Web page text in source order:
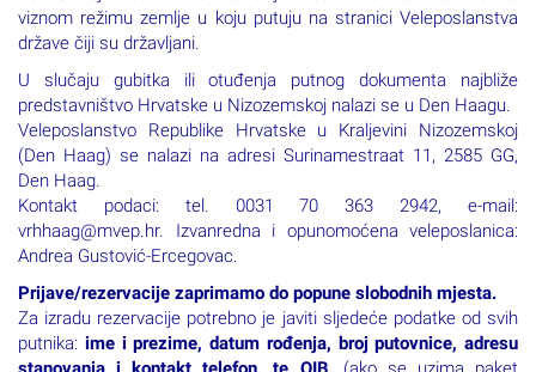
viznom režimu zemlje u koju putuju na stranici Veleposlanstva
države čiji su državljani.
U slučaju gubitka ili otuđenja putnog dokumenta najbliže
predstavništvo Hrvatske u Nizozemskoj nalazi se u Den Haagu.
Veleposlanstvo Republike Hrvatske u Kraljevini Nizozemskoj
(Den Haag) se nalazi na adresi Surinamestraat 11, 2585 GG,
Den Haag.
Kontakt podaci: tel. 0031 70 363 2942, e-mail:
vrhhaag@mvep.hr. Izvanredna i opunomoćena veleposlanica:
Andrea Gustović-Ercegovac.
Prijave/rezervacije zaprimamo do popune slobodnih mjesta.
Za izradu rezervacije potrebno je javiti sljedeće podatke od svih
putnika: ime i prezime, datum rođenja, broj putovnice, adresu
stanovanja i kontakt telefon, te OIB, (ako se uzima paket